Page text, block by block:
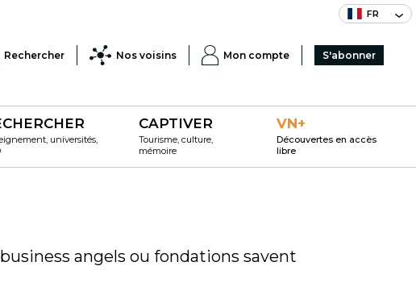
FR
Rechercher Nos voisins Mon compte S'abonner
universités,
CAPTIVER
Tourisme, culture,
mémoire
VN+
Découvertes en accès
libre
angels ou fondations savent